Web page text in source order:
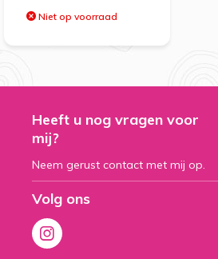
Niet op voorraad
Heeft u nog vragen voor
mij?
Neem gerust contact met mij op.
Volg ons